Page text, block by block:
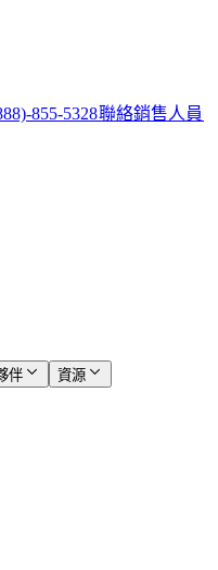
855-5328​​聯絡銷售人員​​
伴​​
資源​​